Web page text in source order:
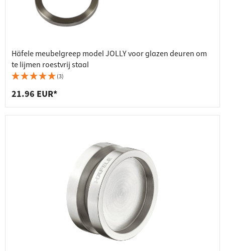
Häfele meubelgreep model JOLLY voor glazen deuren om
te lijmen roestvrij staal
(3)
21.96 EUR*